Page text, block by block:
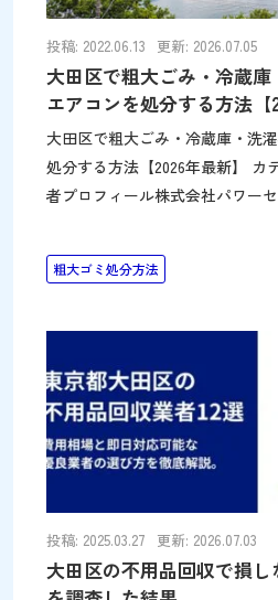
投稿: 2022.06.13 更新: 2026.07.05
大田区で粗大ごみ・冷蔵庫
エアコンを処分する方法【
大田区で粗大ごみ・冷蔵庫・洗
処分する方法【2026年最新】 カテゴリ：東京｜大田区 著
者プロフィール株式会社パワー
遺品整理を通じて環境と社会に
数。詳細はこちら 家具や家電などの粗大ごみのご処分で
や家具など、どのように捨てれ
しまう事もあります。 このページでは、粗大ごみの捨て
方を以下のパターンに分け、実
捨てればよいかを、わかりやす
大ごみは一辺30cm以上が対象で
Web申込・月〜土収集）または
申込のみ・1回10個・年度内4回
粗大ゴミ処分方法
投稿: 2025.03.27 更新: 2026.07.03
大田区の不用品回収で損し